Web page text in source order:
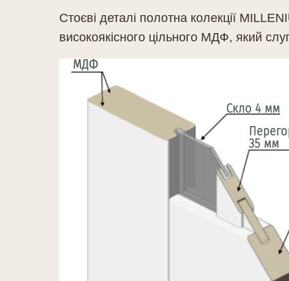
Стоєві деталі полотна колекції
високоякісного цільного МДФ, який